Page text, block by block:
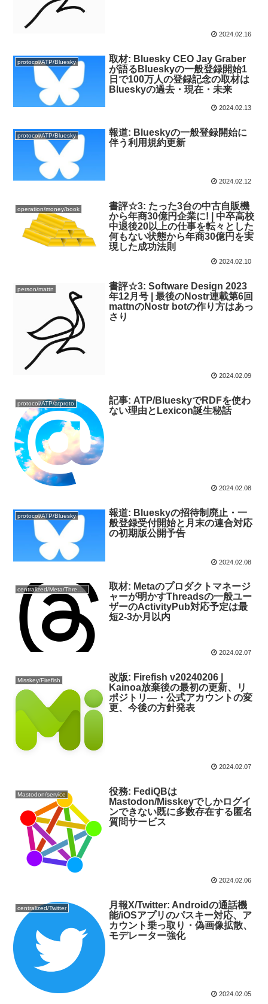
2024.02.16
protocol/ATP/Bluesky
取材: Bluesky CEO Jay Graber
が語るBlueskyの一般登録開始1
日で100万人の登録記念の取材は
Blueskyの過去・現在・未来
2024.02.13
protocol/ATP/Bluesky
報道: Blueskyの一般登録開始に
伴う利用規約更新
2024.02.12
operation/money/book
書評☆3: たった3台の中古自販機
から年商30億円企業に! | 中卒高校
中退後20以上の仕事を転々とした
何もない状態から年商30億円を実
現した成功法則
2024.02.10
person/mattn
書評☆3: Software Design 2023
年12月号 | 最後のNostr連載第6回
mattnのNostr botの作り方はあっ
さり
2024.02.09
protocol/ATP/atproto
記事: ATP/BlueskyでRDFを使わ
ない理由とLexicon誕生秘話
2024.02.08
protocol/ATP/Bluesky
報道: Blueskyの招待制廃止・一
般登録受付開始と月末の連合対応
の初期版公開予告
2024.02.08
centralized/Meta/Threads
取材: Metaのプロダクトマネージ
ャーが明かすThreadsの一般ユー
ザーのActivityPub対応予定は最
短2-3か月以内
2024.02.07
Misskey/Firefish
改版: Firefish v20240206 |
Kainoa放棄後の最初の更新、リ
ポジトリ―・公式アカウントの変
更、今後の方針発表
2024.02.07
Mastodon/service
役務: FediQBは
Mastodon/Misskeyでしかログイ
ンできない既に多数存在する匿名
質問サービス
2024.02.06
centralized/Twitter
月報X/Twitter: Androidの通話機
能/iOSアプリのパスキー対応、ア
カウント乗っ取り・偽画像拡散、
モデレーター強化
2024.02.05